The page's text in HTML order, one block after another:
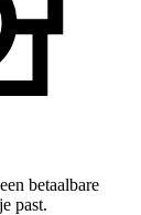
betaalbare
past.